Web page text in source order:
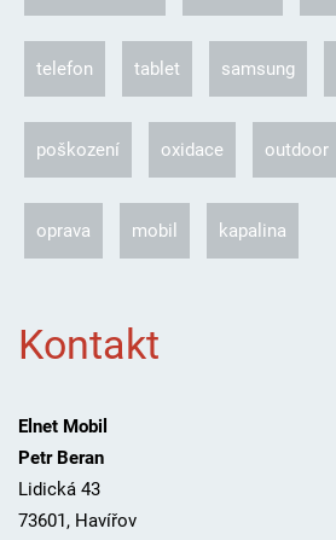
telefon tablet samsung
poškození oxidace outdoor
oprava mobil kapalina
Kontakt
Elnet Mobil
Petr Beran
Lidická 43
73601, Havířov